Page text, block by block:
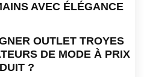
AVEC ÉLÉGANCE
OUTLET TROYES
DE MODE À PRIX
?